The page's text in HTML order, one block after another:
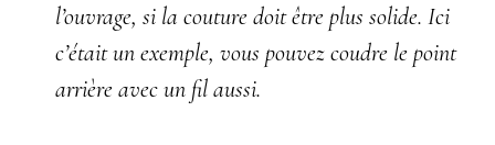
l’ouvrage, si la couture doit être plus solide. Ici
c’était un exemple, vous pouvez coudre le point
arrière avec un fil aussi.